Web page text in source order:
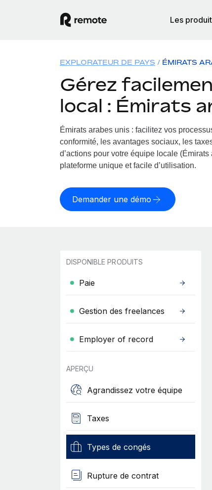
Les
EXPLORATEUR DE PAYS ÉMIRATS
Gérez
local : Émirats
Émirats arabes unis : facilitez vos
conformité, les avantages sociaux, les
d’actions pour votre équipe locale
plateforme unique et facile d’utilisation.
Demander une démo
DISPONIBLE PRODUITS
Paie
Gestion des freelances
Employer of record
APERÇU
Agrandissez votre équipe
Taxes
Types de congés
Rupture de contrat